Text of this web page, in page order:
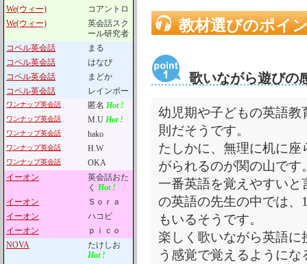
We(ウィー)
コアントロ
We(ウィー)
英会話スク
ール研究者
コペル英会話
まる
コペル英会話
はなび
コペル英会話
まどか
コペル英会話
レインボー
ワンナップ英会話 匿名 Hot !
ワンナップ英会話 M.U Hot !
ワンナップ英会話 hako
ワンナップ英会話 H.W
ワンナップ英会話
OKA
イーオン
英会話おた
く Hot !
イーオン
Ｓｏｒａ
イーオン
ハコビ
イーオン
ｐｉｃｏ
NOVA
たけしお
Hot !
教材選びのポイ
歌いながら遊びの
幼児期や子どもの英語
則だそうです。
たしかに、無理に机に
がられるのが関の山です
一番英語を覚えやすい
の英語の先生の中では、
もいるそうです。
楽しく歌いながら英語
う感覚で覚えるようにな